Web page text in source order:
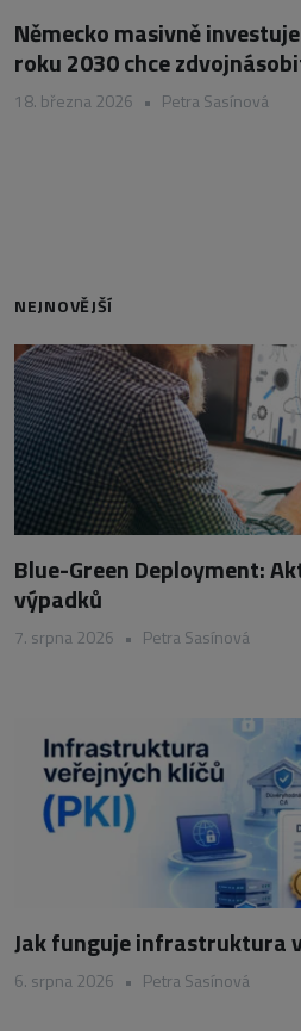
Německo masivně
roku 2030 chce
18. března 2026 • Petra Sasínová
NEJNOVĚJŠÍ
Blue-Green Deployment:
výpadků
7. srpna 2026 • Petra Sasínová
Jak funguje infrastruktura
6. srpna 2026 • Petra Sasínová